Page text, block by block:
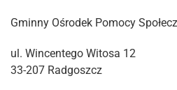
Gminny Ośrodek Pomocy
ul. Wincentego Witosa 12
33-207 Radgoszcz